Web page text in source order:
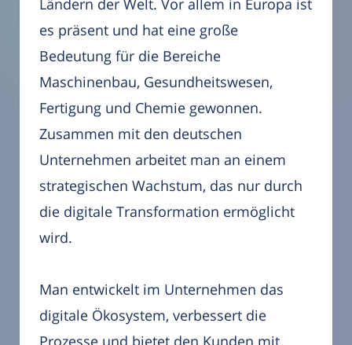
es präsent und hat eine große
Bedeutung für die Bereiche
Maschinenbau, Gesundheitswesen,
Fertigung und Chemie gewonnen.
Zusammen mit den deutschen
Unternehmen arbeitet man an einem
strategischen Wachstum, das nur durch
die digitale Transformation ermöglicht
wird.
Man entwickelt im Unternehmen das
digitale Ökosystem, verbessert die
Prozesse und bietet den Kunden mit